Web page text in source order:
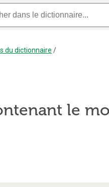
du dictionnaire /
le